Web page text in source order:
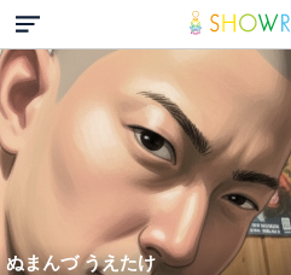
ぬまんづ うえたけ